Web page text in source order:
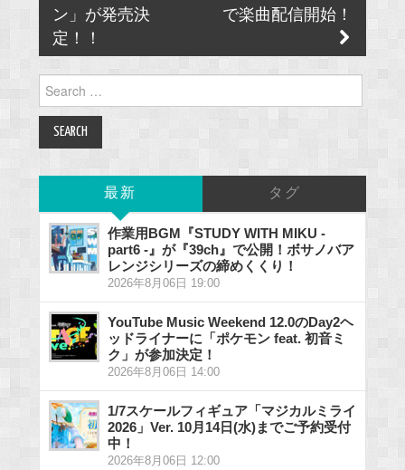
ン」が発売決
定！！
で楽曲配信開始！
Search
for:
最新 タグ
作業用BGM『STUDY WITH MIKU -
part6 -』が『39ch』で公開！ボサノバア
レンジシリーズの締めくくり！
2026年8月06日 19:00
YouTube Music Weekend 12.0のDay2ヘ
ッドライナーに「ポケモン feat. 初音ミ
ク」が参加決定！
2026年8月06日 14:00
1/7スケールフィギュア「マジカルミライ
2026」Ver. 10月14日(水)までご予約受付
中！
2026年8月06日 12:00